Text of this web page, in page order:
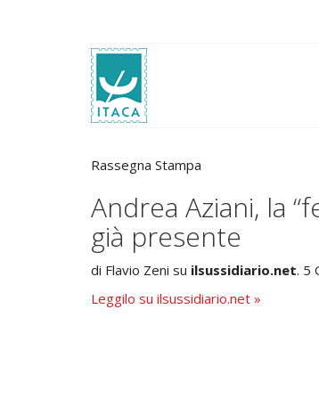
Rassegna Stampa
Andrea Aziani, la
già presente
di Flavio Zeni su ilsussidiario.net. 5
Leggilo su ilsussidiario.net »